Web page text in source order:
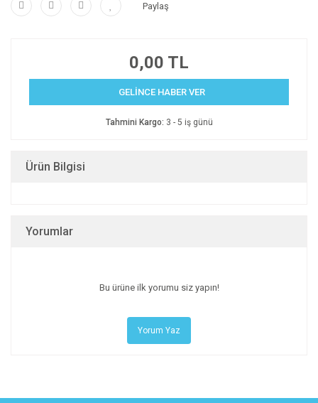
Paylaş
0,00 TL
GELİNCE HABER VER
Tahmini Kargo: 3 - 5 iş günü
Ürün Bilgisi
Yorumlar
Bu ürüne ilk yorumu siz yapın!
Yorum Yaz